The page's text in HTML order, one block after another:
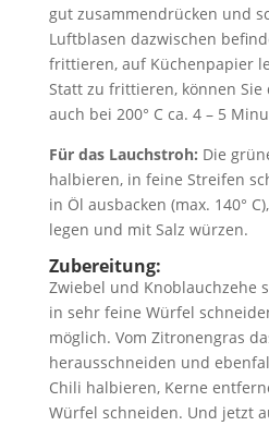
gut zusammendrücken und
Luftblasen dazwischen
frittieren, auf Küchenpapier
Statt zu frittieren, können
auch bei 200° C ca. 4 – 5
Für das Lauchstroh: Die
halbieren, in feine Streifen
in Öl ausbacken (max. 140°
legen und mit Salz würzen.
Zubereitung:
Zwiebel und Knoblauchzehe
in sehr feine Würfel
möglich. Vom Zitronengras
herausschneiden und
Chili halbieren, Kerne
Würfel schneiden. Und jetzt